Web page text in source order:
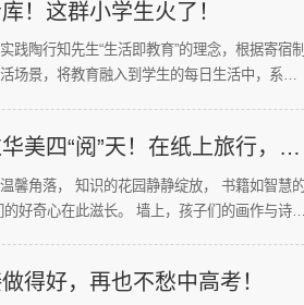
！这群小学生火了！
践陶行知先生“生活即教育”的理念，根据寄宿制
场景，将教育融入到学生的每日生活中，系统
美四“阅”天！在纸上旅行，穿
行
静静绽放， 书籍如智慧的
得好，再也不愁中高考！